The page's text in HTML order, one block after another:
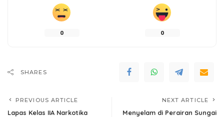
0 0
SHARES
PREVIOUS ARTICLE
Lapas Kelas IIA Narkotika
NEXT ARTICLE
Menyelam di Perairan Sungai